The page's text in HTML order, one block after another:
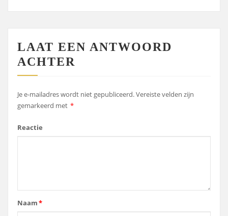
LAAT EEN ANTWOORD
ACHTER
Je e-mailadres wordt niet gepubliceerd.Vereiste velden zijn
gemarkeerd met *
Reactie
Naam*